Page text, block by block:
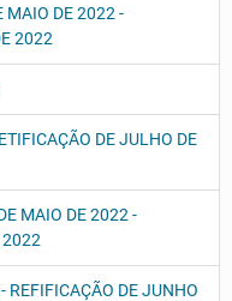
MAIO DE 2022 -
2022
DE JULHO DE
MAIO DE 2022 -
2022
DE JUNHO